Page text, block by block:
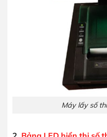
Máy lấy số